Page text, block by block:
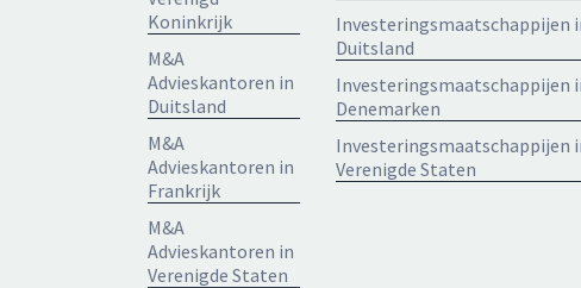
Koninkrijk
M&A
Advieskantoren in
Duitsland
M&A
Advieskantoren in
Frankrijk
M&A
Advieskantoren in
Verenigde Staten
Investeringsmaatschappijen
Duitsland
Investeringsmaatschappijen
Denemarken
Investeringsmaatschappijen
Verenigde Staten